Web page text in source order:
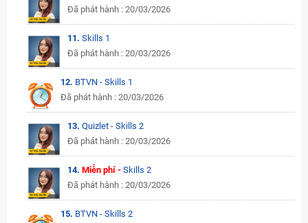
Đã phát hành : 20/03/2026
11. Skills 1
Đã phát hành : 20/03/2026
12. BTVN - Skills 1
Đã phát hành : 20/03/2026
13. Quizlet - Skills 2
Đã phát hành : 20/03/2026
14. Miễn phí - Skills 2
Đã phát hành : 20/03/2026
15. BTVN - Skills 2